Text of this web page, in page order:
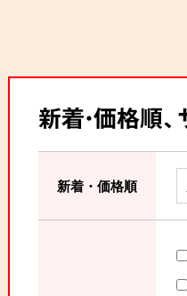
新着・価格順
新着・価格順